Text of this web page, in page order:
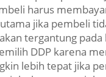
harus
jika pembeli
tergantung
DDP karena
lebih tepat jika